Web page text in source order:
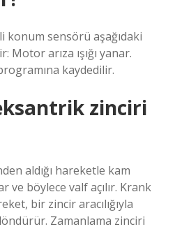
konum sensörü aşağıdaki
arıza ışığı yanar.
kaydedilir.
zinciri
aldığı hareketle kam
ve böylece valf açılır. Krank
bir zincir aracılığıyla
Zamanlama zinciri